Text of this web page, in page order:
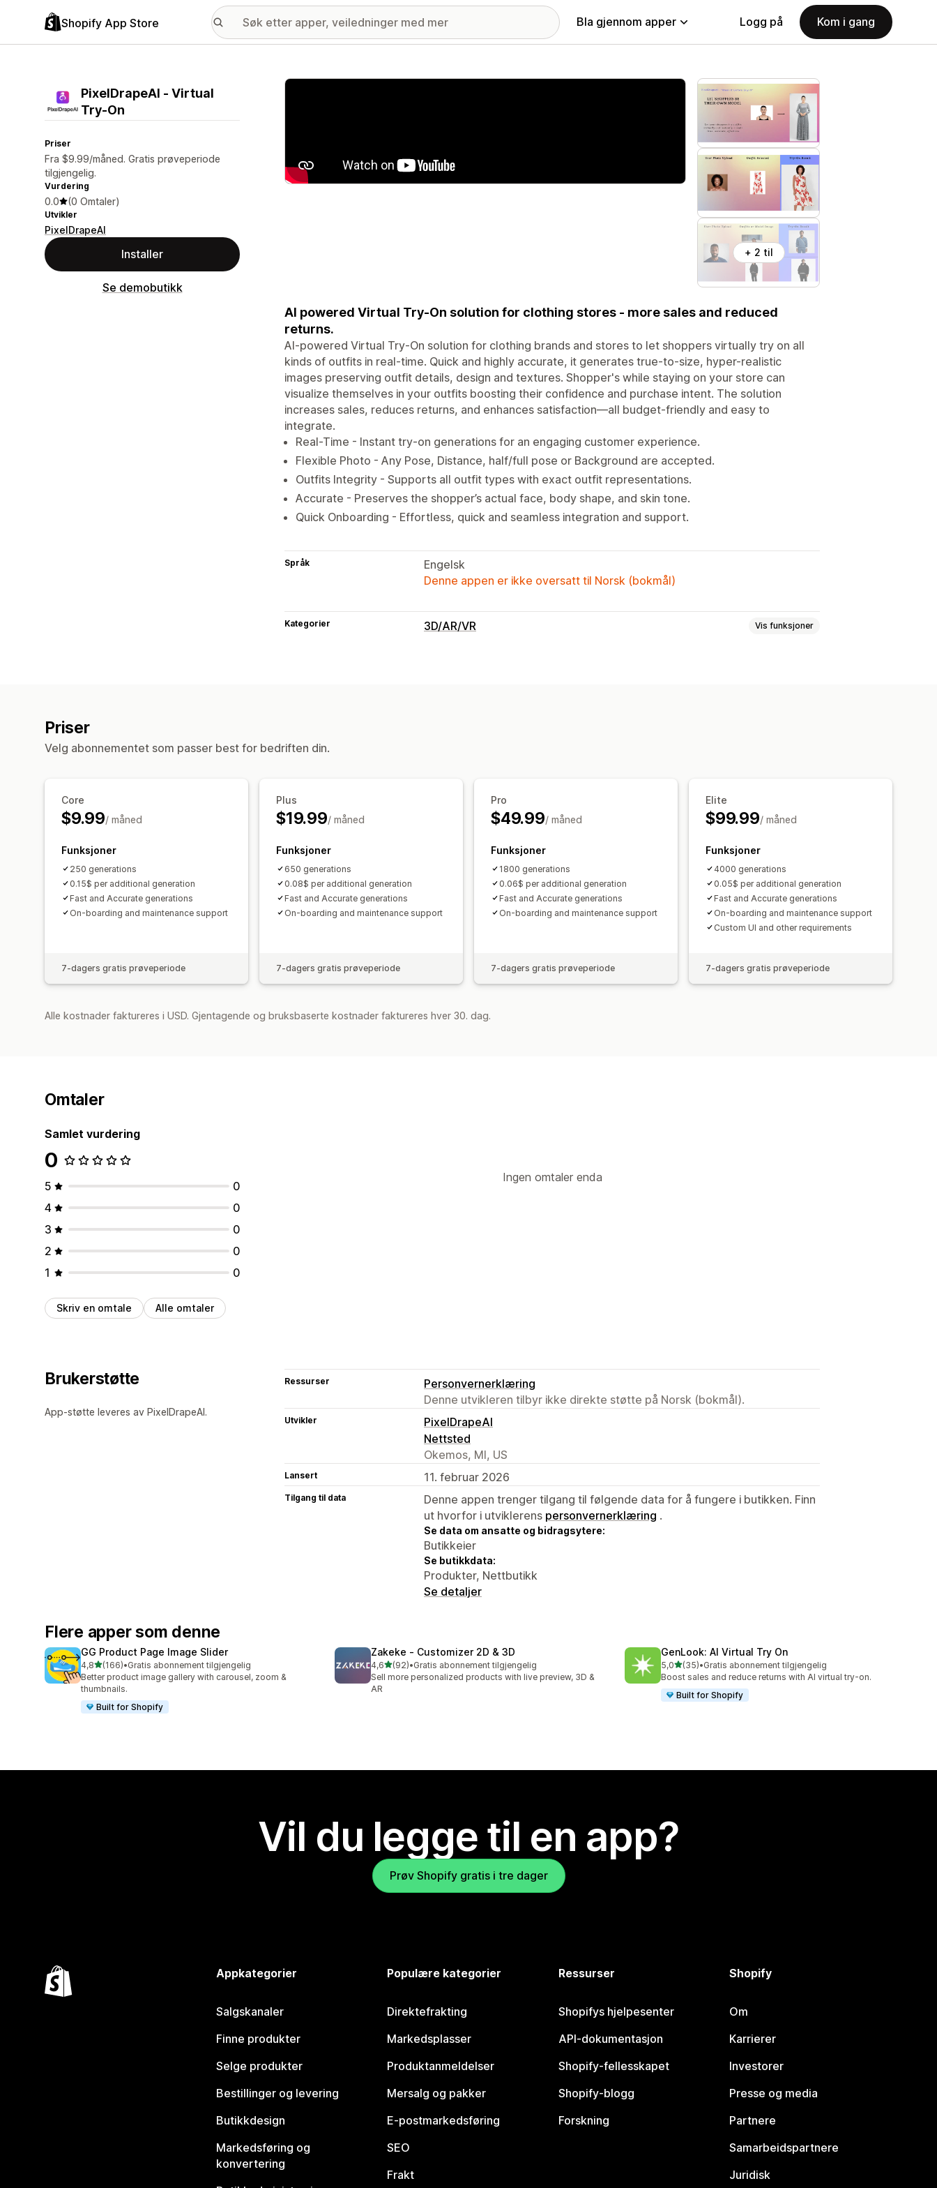
Shopify App Store Bla gjennom apper Logg på Kom i gang
PixelDrapeAI ‑ Virtual
Try‑On
Priser
Fra $9.99/måned. Gratis prøveperiode
tilgjengelig.
Vurdering
0.0 (0 Omtaler)
Utvikler
PixelDrapeAI
Installer
Se demobutikk
Galleri med fremhevede bilder
+ 2 til
AI powered Virtual Try-On solution for clothing stores - more sales and reduced
returns.
AI-powered Virtual Try-On solution for clothing brands and stores to let shoppers virtually try on all
kinds of outfits in real-time. Quick and highly accurate, it generates true-to-size, hyper-realistic
images preserving outfit details, design and textures. Shopper's while staying on your store can
visualize themselves in your outfits boosting their confidence and purchase intent. The solution
increases sales, reduces returns, and enhances satisfaction—all budget-friendly and easy to
integrate.
Real-Time - Instant try-on generations for an engaging customer experience.
Flexible Photo - Any Pose, Distance, half/full pose or Background are accepted.
Outfits Integrity - Supports all outfit types with exact outfit representations.
Accurate - Preserves the shopper’s actual face, body shape, and skin tone.
Quick Onboarding - Effortless, quick and seamless integration and support.
Språk
Engelsk
Denne appen er ikke oversatt til Norsk (bokmål)
Kategorier 3D/AR/VR Vis funksjoner
Priser
Velg abonnementet som passer best for bedriften din.
Core
$9.99/ måned
Funksjoner
250 generations
0.15$ per additional generation
Fast and Accurate generations
On-boarding and maintenance support
7-dagers gratis prøveperiode
Plus
$19.99/ måned
Funksjoner
650 generations
0.08$ per additional generation
Fast and Accurate generations
On-boarding and maintenance support
7-dagers gratis prøveperiode
Pro
$49.99/ måned
Funksjoner
1800 generations
0.06$ per additional generation
Fast and Accurate generations
On-boarding and maintenance support
7-dagers gratis prøveperiode
Elite
$99.99/ måned
Funksjoner
4000 generations
0.05$ per additional generation
Fast and Accurate generations
On-boarding and maintenance support
Custom UI and other requirements
7-dagers gratis prøveperiode
Alle kostnader faktureres i USD. Gjentagende og bruksbaserte kostnader faktureres hver 30. dag.
Omtaler
Samlet vurdering
0
5
0
4
0
3
0
2
0
1
0
Skriv en omtale Alle omtaler
Ingen omtaler enda
Brukerstøtte
App-støtte leveres av PixelDrapeAI.
Ressurser
Personvernerklæring
Denne utvikleren tilbyr ikke direkte støtte på Norsk (bokmål).
Utvikler
PixelDrapeAI
Nettsted
Okemos, MI, US
Lansert 11. februar 2026
Tilgang til data
Denne appen trenger tilgang til følgende data for å fungere i butikken. Finn
ut hvorfor i utviklerens personvernerklæring .
Se data om ansatte og bidragsytere:
Butikkeier
Se butikkdata:
Produkter, Nettbutikk
Se detaljer
Flere apper som denne
GG Product Page Image Slider
4,8av 5 stjerner
(166)
Totalt 166 omtaler
•Gratis abonnement tilgjengelig
Better product image gallery with carousel, zoom &
thumbnails.
Built for Shopify
Zakeke ‑ Customizer 2D & 3D
4,6av 5 stjerner
(92)
Totalt 92 omtaler
•Gratis abonnement tilgjengelig
Sell more personalized products with live preview, 3D &
AR
GenLook: AI Virtual Try On
5,0av 5 stjerner
(35)
Totalt 35 omtaler
•Gratis abonnement tilgjengelig
Boost sales and reduce returns with AI virtual try-on.
Built for Shopify
Vil du legge til en app?
Prøv Shopify gratis i tre dager
Appkategorier
Salgskanaler
Finne produkter
Selge produkter
Bestillinger og levering
Butikkdesign
Markedsføring og
konvertering
Populære kategorier
Direktefrakting
Markedsplasser
Produktanmeldelser
Mersalg og pakker
E-postmarkedsføring
SEO
Frakt
Ressurser
Shopifys hjelpesenter
API-dokumentasjon
Shopify-fellesskapet
Shopify-blogg
Forskning
Shopify
Om
Karrierer
Investorer
Presse og media
Partnere
Samarbeidspartnere
Juridisk